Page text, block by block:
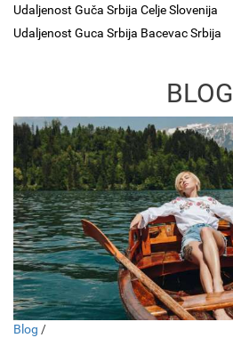
Udaljenost Guča Srbija Celje Slovenija
Udaljenost Guca Srbija Bacevac Srbija
BLOG
Blog /